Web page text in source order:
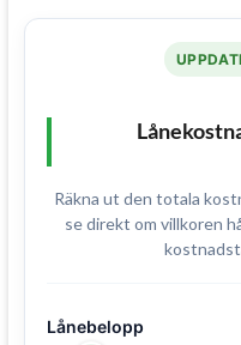
Räkna ut den totala
se direkt om villkoren
Lånebelopp